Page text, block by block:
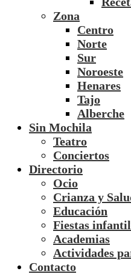
Zona
Centro
Norte
Sur
Noroeste
Henares
Tajo
Alberche
Sin Mochila
Teatro
Conciertos
Directorio
Ocio
Crianza y
Educación
Fiestas
Academias
Actividades
Contacto